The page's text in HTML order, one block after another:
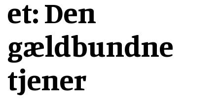
et: Den
gældbundne
tjener